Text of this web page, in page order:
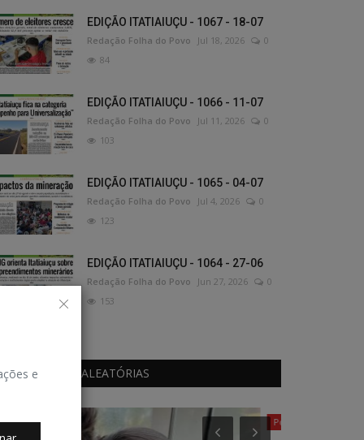
e
EDIÇÃO ITATIAIUÇU - 1067 - 18-07
Redação Folha do Povo Jul 18, 2026
0
84
EDIÇÃO ITATIAIUÇU - 1066 - 11-07
Redação Folha do Povo Jul 11, 2026
0
103
EDIÇÃO ITATIAIUÇU - 1065 - 04-07
Redação Folha do Povo Jul 4, 2026
0
123
EDIÇÃO ITATIAIUÇU - 1064 - 27-06
Redação Folha do Povo Jun 27, 2026
0
153
PUBLICAÇÕES ALEATÓRIAS
Política